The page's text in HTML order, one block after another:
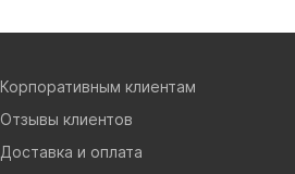
Корпоративным клиентам
Отзывы клиентов
Доставка и оплата